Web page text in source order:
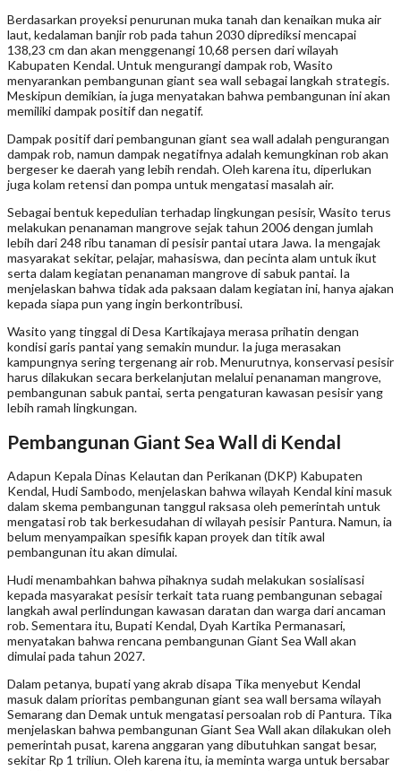
Berdasarkan proyeksi penurunan muka tanah dan kenaikan muka air
laut, kedalaman banjir rob pada tahun 2030 diprediksi mencapai
138,23 cm dan akan menggenangi 10,68 persen dari wilayah
Kabupaten Kendal. Untuk mengurangi dampak rob, Wasito
menyarankan pembangunan giant sea wall sebagai langkah strategis.
Meskipun demikian, ia juga menyatakan bahwa pembangunan ini akan
memiliki dampak positif dan negatif.
Dampak positif dari pembangunan giant sea wall adalah pengurangan
dampak rob, namun dampak negatifnya adalah kemungkinan rob akan
bergeser ke daerah yang lebih rendah. Oleh karena itu, diperlukan
juga kolam retensi dan pompa untuk mengatasi masalah air.
Sebagai bentuk kepedulian terhadap lingkungan pesisir, Wasito terus
melakukan penanaman mangrove sejak tahun 2006 dengan jumlah
lebih dari 248 ribu tanaman di pesisir pantai utara Jawa. Ia mengajak
masyarakat sekitar, pelajar, mahasiswa, dan pecinta alam untuk ikut
serta dalam kegiatan penanaman mangrove di sabuk pantai. Ia
menjelaskan bahwa tidak ada paksaan dalam kegiatan ini, hanya ajakan
kepada siapa pun yang ingin berkontribusi.
Wasito yang tinggal di Desa Kartikajaya merasa prihatin dengan
kondisi garis pantai yang semakin mundur. Ia juga merasakan
kampungnya sering tergenang air rob. Menurutnya, konservasi pesisir
harus dilakukan secara berkelanjutan melalui penanaman mangrove,
pembangunan sabuk pantai, serta pengaturan kawasan pesisir yang
lebih ramah lingkungan.
Pembangunan Giant Sea Wall di Kendal
Adapun Kepala Dinas Kelautan dan Perikanan (DKP) Kabupaten
Kendal, Hudi Sambodo, menjelaskan bahwa wilayah Kendal kini masuk
dalam skema pembangunan tanggul raksasa oleh pemerintah untuk
mengatasi rob tak berkesudahan di wilayah pesisir Pantura. Namun, ia
belum menyampaikan spesifik kapan proyek dan titik awal
pembangunan itu akan dimulai.
Hudi menambahkan bahwa pihaknya sudah melakukan sosialisasi
kepada masyarakat pesisir terkait tata ruang pembangunan sebagai
langkah awal perlindungan kawasan daratan dan warga dari ancaman
rob. Sementara itu, Bupati Kendal, Dyah Kartika Permanasari,
menyatakan bahwa rencana pembangunan Giant Sea Wall akan
dimulai pada tahun 2027.
Dalam petanya, bupati yang akrab disapa Tika menyebut Kendal
masuk dalam prioritas pembangunan giant sea wall bersama wilayah
Semarang dan Demak untuk mengatasi persoalan rob di Pantura. Tika
menjelaskan bahwa pembangunan Giant Sea Wall akan dilakukan oleh
pemerintah pusat, karena anggaran yang dibutuhkan sangat besar,
sekitar Rp 1 triliun. Oleh karena itu, ia meminta warga untuk bersabar